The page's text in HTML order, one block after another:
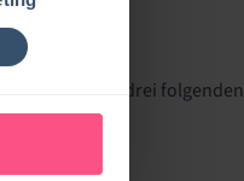
KI durch die drei folgenden